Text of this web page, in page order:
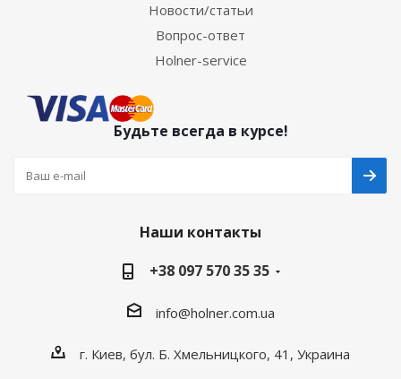
Новости/статьи
Вопрос-ответ
Holner-service
Будьте всегда в курсе!
Наши контакты
+38 097 570 35 35
info@holner.com.ua
г. Киев, бул. Б. Хмельницкого, 41, Украина